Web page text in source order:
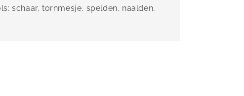
schaar, tornmesje, spelden, naalden,